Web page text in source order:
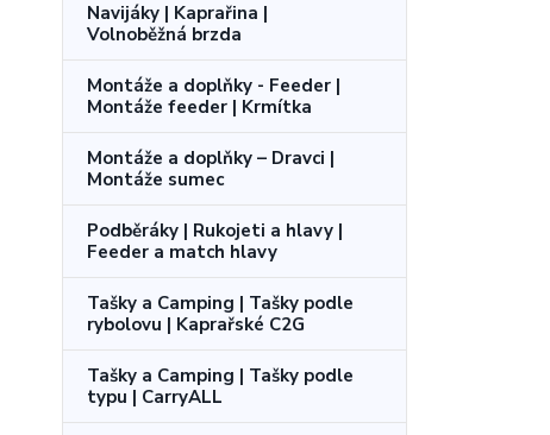
Navijáky | Kaprařina |
Volnoběžná brzda
Montáže a doplňky - Feeder |
Montáže feeder | Krmítka
Montáže a doplňky – Dravci |
Montáže sumec
Podběráky | Rukojeti a hlavy |
Feeder a match hlavy
Tašky a Camping | Tašky podle
rybolovu | Kaprařské C2G
Tašky a Camping | Tašky podle
typu | CarryALL